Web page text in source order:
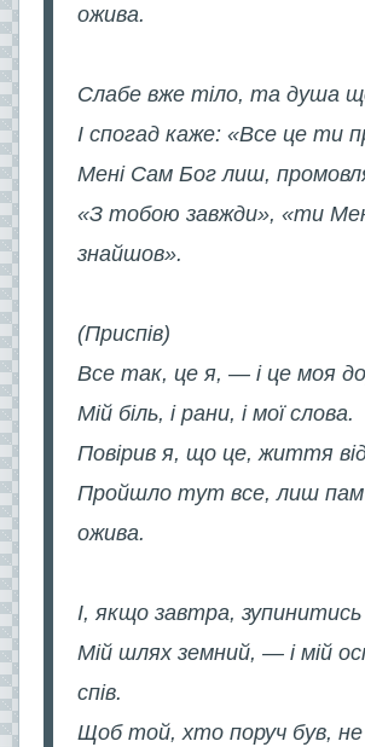
ожива.
Слабе вже тіло, та душа
І спогад каже: «Все це ти
Мені Сам Бог лиш,
«З тобою завжди», «ти
знайшов».
(Приспів)
Все так, це я, — і це моя
Мій біль, і рани, і мої слова.
Повірив я, що це, життя
Пройшло тут все, лиш
ожива.
І, якщо завтра,
Мій шлях земний, — і мій
спів.
Щоб той, хто поруч був, не